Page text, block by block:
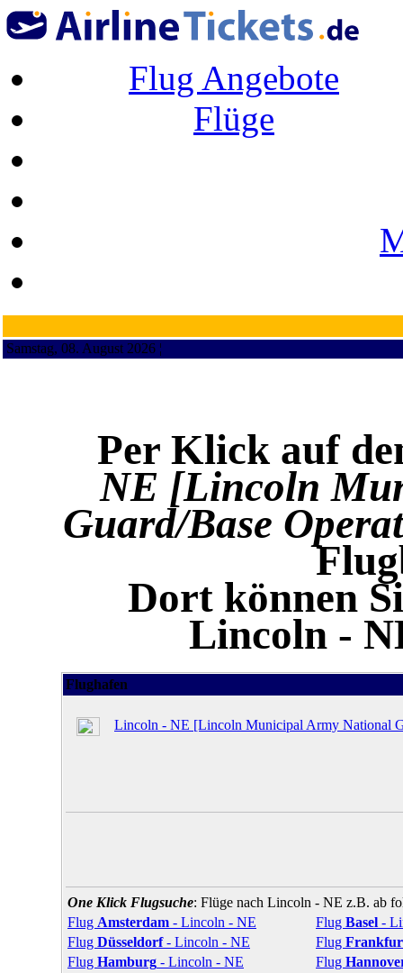
Flug Angebote
Flüge
Samstag, 08. August 2026 ¦
Per Klick auf
NE [Lincoln
Guard/Base
Dort können
Lincoln -
Flughafen
Lincoln - NE [Lincoln Municipal Army National
One Klick Flugsuche: Flüge nach Lincoln - NE z.B. ab
Flug Amsterdam - Lincoln - NE Flug Basel -
Flug Düsseldorf- Lincoln - NE Flug
Flug Hamburg - Lincoln - NE Flug